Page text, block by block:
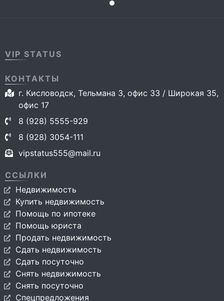
VIP STATUS
КОНТАКТЫ
г. Кисловодск, Тельмана 3, офис 33 / Широкая 35,
офис 17
8 (928) 5555-929
8 (928) 3054-111
vipstatus555@mail.ru
ССЫЛКИ
Недвижимость
Купить недвижимость
Помощь по ипотеке
Помощь юриста
Продать недвижимость
Сдать недвижимость
Сдать посуточно
Снять недвижимость
Снять посуточно
Спецпредложения